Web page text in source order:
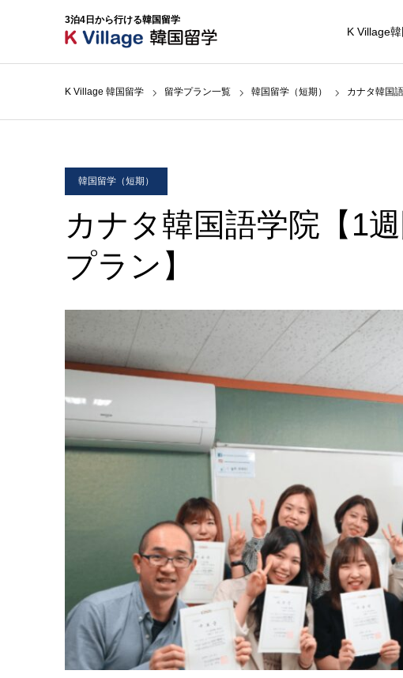
3泊4日から行ける韓国留学
K Village
K Village 韓国留学 留学プラン一覧 韓国留学（短期） カナタ韓国
韓国留学（短期）
カナタ韓国語学院【1
プラン】